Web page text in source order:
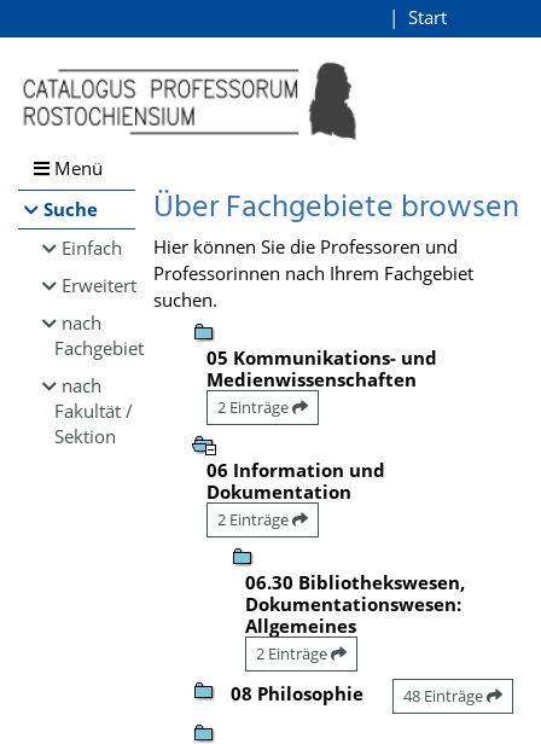
Browsen
direkt zum Inhalt
Start
Menü
Suche
Einfach
Erweitert
nach
Fachgebiet
nach
Fakultät /
Sektion
Über Fachgebiete browsen
Hier können Sie die Professoren und
Professorinnen nach Ihrem Fachgebiet
suchen.
05 Kommunikations- und
Medienwissenschaften
2 Einträge
06 Information und
Dokumentation
2 Einträge
06.30 Bibliothekswesen,
Dokumentationswesen:
Allgemeines
2 Einträge
08 Philosophie 48 Einträge